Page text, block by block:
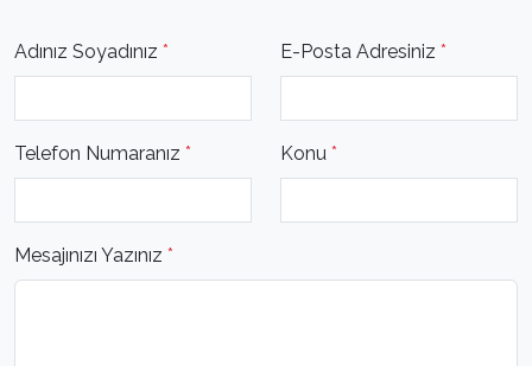
Adınız Soyadınız * E-Posta Adresiniz *
Telefon Numaranız * Konu *
Mesajınızı Yazınız *